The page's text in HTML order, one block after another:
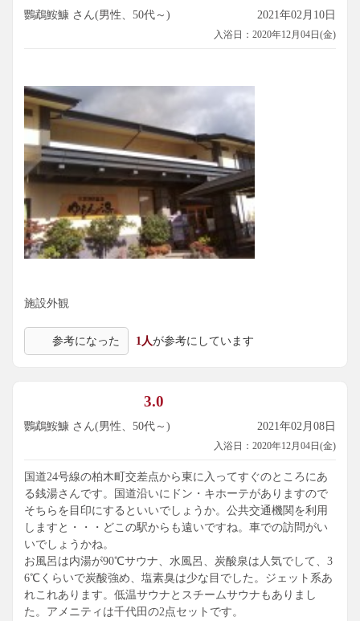
鸚鵡鮟鱇 さん(男性、50代～) 2021年02月10日
入浴日：2020年12月04日(金)
施設外観
参考になった 1人が参考にしています
3.0
鸚鵡鮟鱇 さん(男性、50代～) 2021年02月08日
入浴日：2020年12月04日(金)
国道24号線の柏木町交差点から東に入ってすぐのところにあ
る銭湯さんです。国道沿いにドン・キホーテがありますので
そちらを目印にするといいでしょうか。公共交通機関を利用
しますと・・・どこの駅からも遠いですね。車での訪問がい
いでしょうかね。
お風呂は内湯が90℃サウナ、水風呂、炭酸泉は人気でして、3
6℃くらいで炭酸強め、塩素臭は少な目でした。ジェット系あ
れこれあります。低温サウナとスチームサウナもありまし
た。アメニティは千代田の2点セットです。